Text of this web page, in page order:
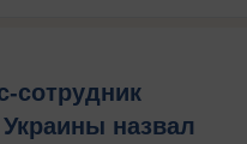
сотрудник
назвал